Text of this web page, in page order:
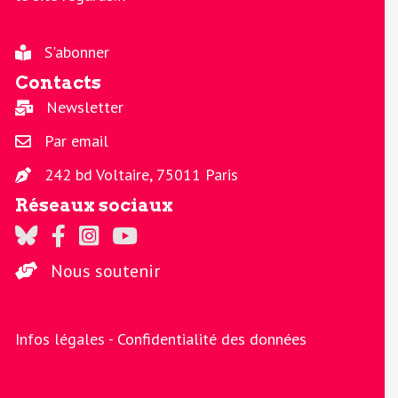
S'abonner
Contacts
Newsletter
Par email
242 bd Voltaire, 75011 Paris
Réseaux sociaux
Regards sur Twitter
Regards sur Facebook
Regards sur Instagram
La chaine Regards sur Youtube
Nous soutenir
Infos légales - Confidentialité des données